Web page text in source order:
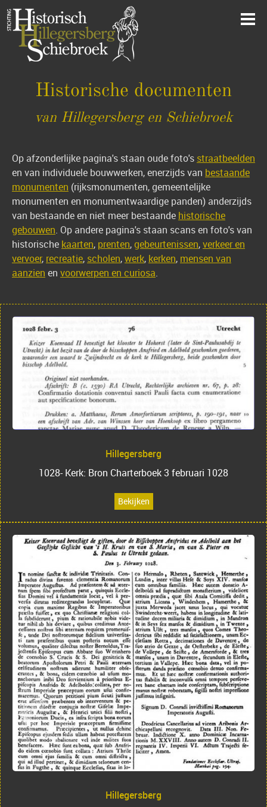
Historische documenten
van Hillegersberg en Schiebroek
Op afzonderlijke pagina's staan oude foto's straatbeelden
en van individuele bouwwerken, enerzijds van bestaande
monumenten (rijksmonumenten, gemeentelijke
monumenten en monumentwaardige panden) anderzijds
van bestaande en niet meer bestaande historische
gebouwen. Op andere pagina's staan scans en foto's van
historische kaarten, prenten,gebeurtenissen,verkeer en
vervoer, recreatie, scholen,werk, kerken, mensen van
aanzien en voorwerpen en curiosa.
Hillegersberg
1028- Kerk: Bron Charterboek 3 februari 1028
Bekijken
Hillegersberg